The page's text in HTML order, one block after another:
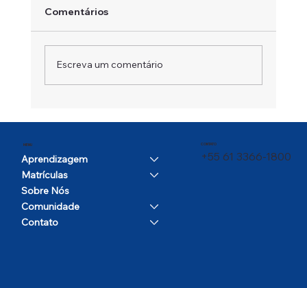
Um Campeão em Movimento
Comentários
Escreva um comentário
MENU
Aprendizagem
Matrículas
Sobre Nós
Comunidade
Contato
CONTATO
+55 61 3366-1800